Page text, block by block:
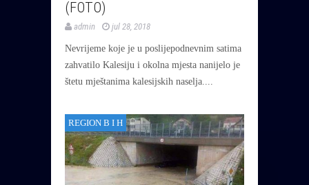
(FOTO)
admin jul 28, 2018
Nevrijeme koje je u poslijepodnevnim satima
zahvatilo Kalesiju i okolna mjesta nanijelo je
štetu mještanima kalesijskih naselja....
REGION B I H